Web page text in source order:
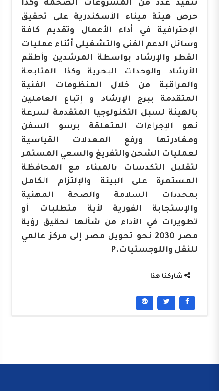
تنفيذ عدد من المشروعات الضخمة وكذا
حرص هيئة ميناء الأسكندرية على تحقيق
الإحترافية في أداء الأعمال وتقديم كافة
وسائل الدعم الفني والتشغيلي أثناء عمليات
القطر والإرشاد بواسطة المرشدين وأطقم
الأرشاد والوحدات البحرية وكذا المتابعة
والمراقبة من خلال المنظومات الفنية
المتقدمة ببرج الإرشاد و إتباع العاملين
بالهيئة لسبل التكنولوجيا المتقدمة لسرعة
نهو الإجراءات المتعلقة برسو السفن
ومغادرتها ورفع المعدلات القياسية
لعمليات الشحن والتفريغ والسعي المستمر
لتقليل التكدسات بالميناء مع المحافظة
المستمرة على البيئة والإلتزام الكامل
بمحددات السلامة والصحة المهنية
والإستجابة الفورية لأية متطلبات أو
تطويرات في الأداء من شأنها تحقيق رؤية
مصر 2030 نحو تحويل مصر إلى مركز عالمي
للنقل واللوجستيات.P
شاركنا هذا